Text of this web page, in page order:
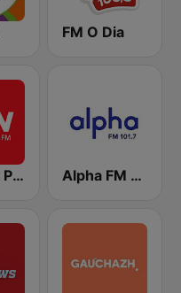
FM O Dia
CBN São Paulo Alpha FM 101.7